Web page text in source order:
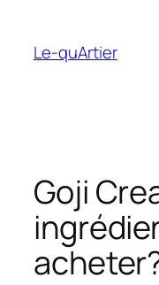
contenu
Le-quArtier
Goji